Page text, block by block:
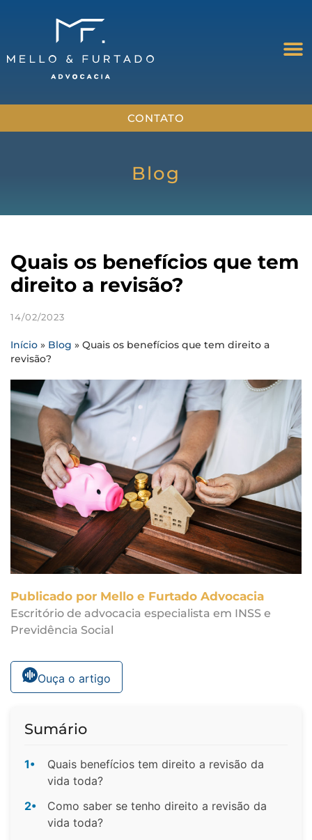
CONTATO
Blog
Quais os benefícios que tem
direito a revisão?
14/02/2023
Início » Blog » Quais os benefícios que tem direito a
revisão?
Publicado por Mello e Furtado Advocacia
Escritório de advocacia especialista em INSS e
Previdência Social
Ouça o artigo
Sumário
1•
Quais benefícios tem direito a revisão da
vida toda?
2•
Como saber se tenho direito a revisão da
vida toda?